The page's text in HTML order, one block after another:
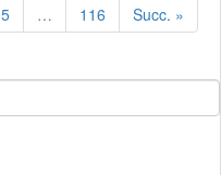
5 … 116 Succ. »